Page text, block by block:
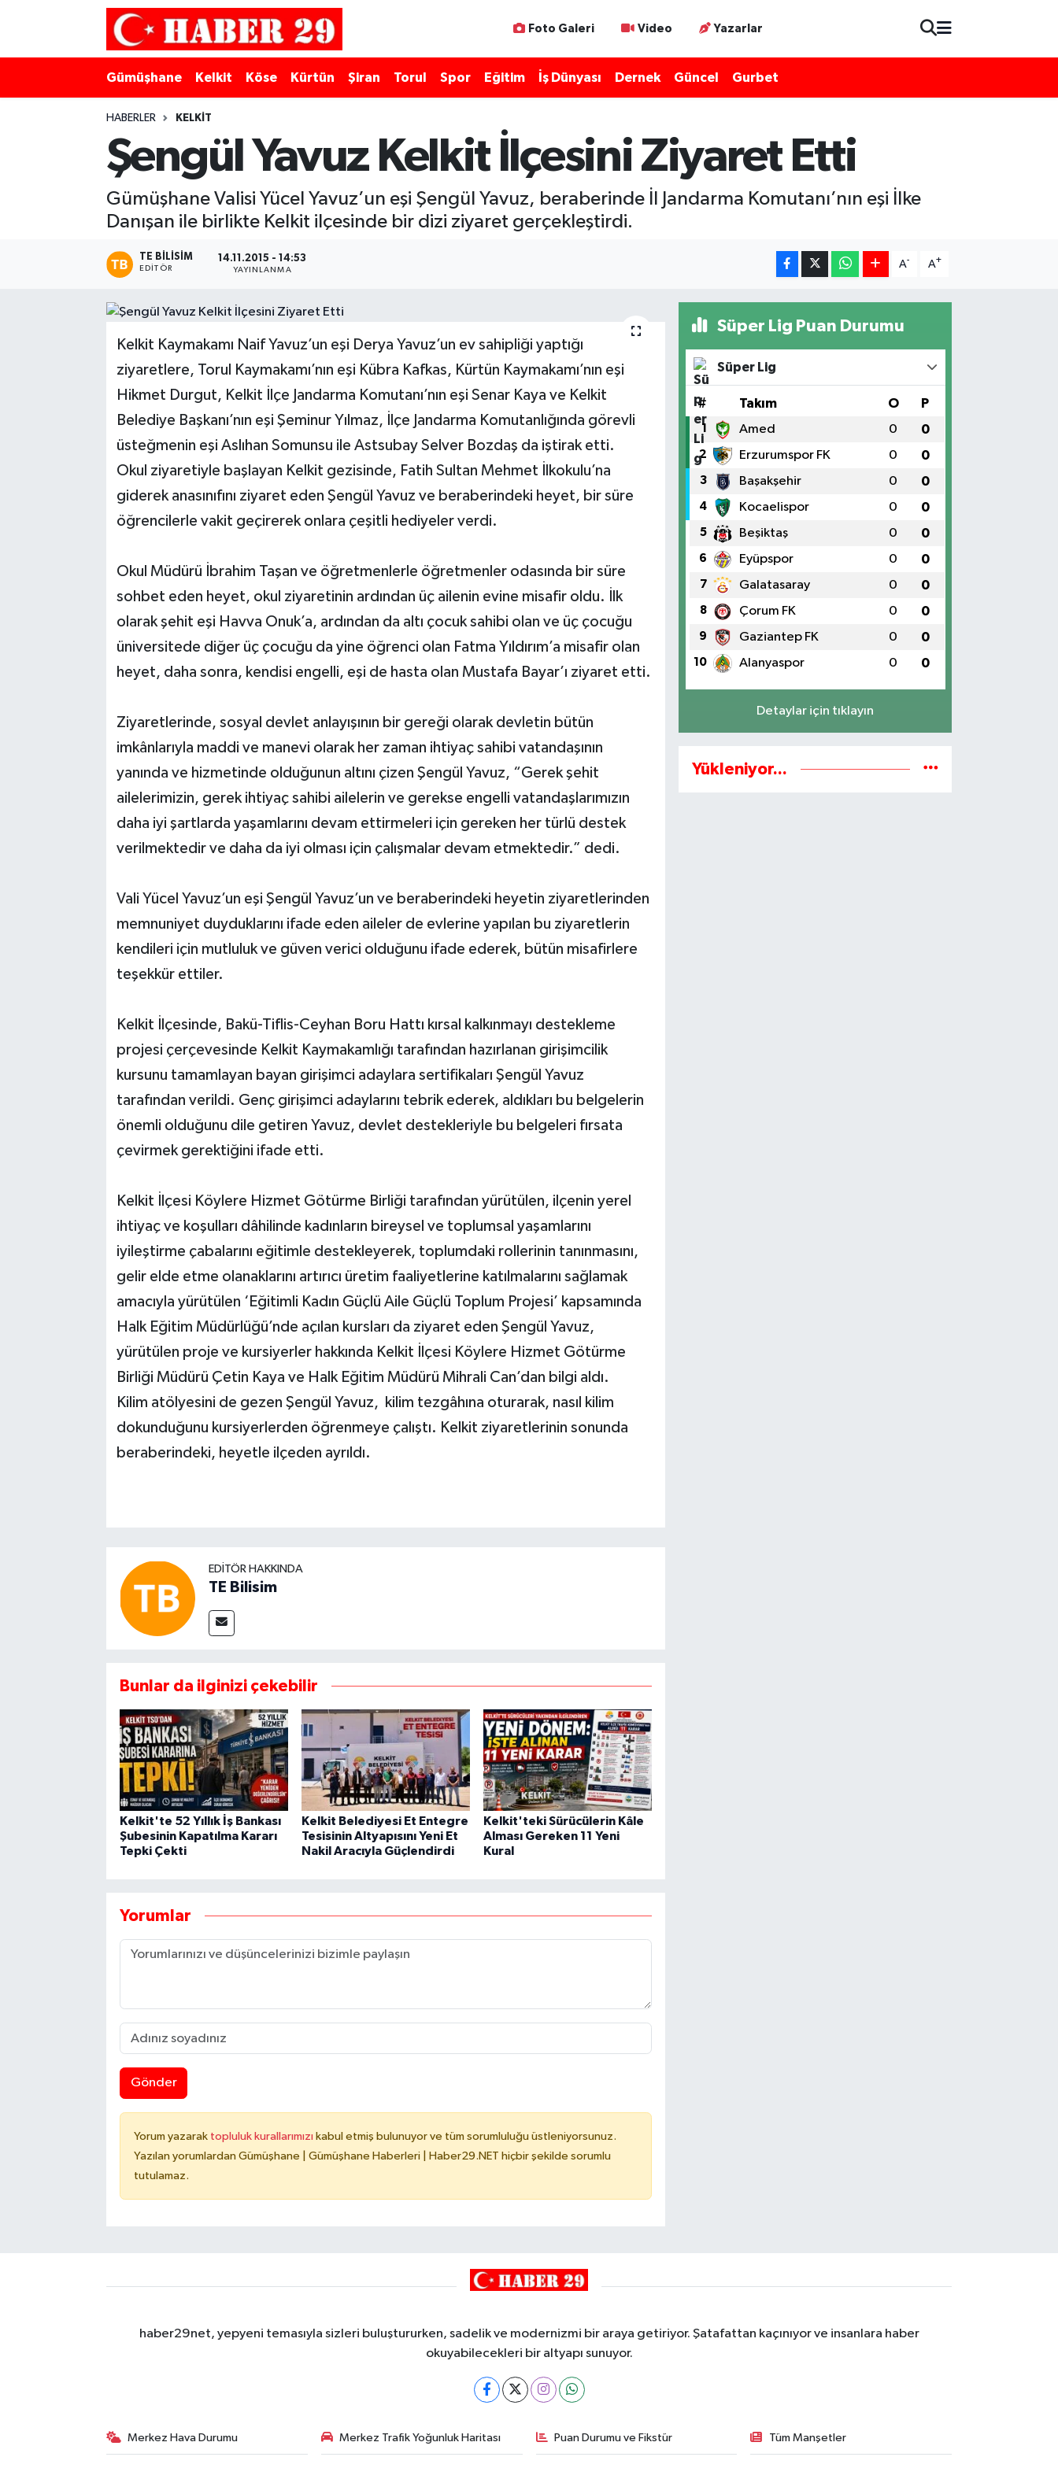
Foto Galeri Video Yazarlar
Gümüşhane Kelkit Köse Kürtün Şiran Torul Spor Eğitim İş Dünyası Dernek Güncel Gurbet
HABERLER KELKIT
Şengül Yavuz Kelkit İlçesini Ziyaret Etti
Gümüşhane Valisi Yücel Yavuz’un eşi Şengül Yavuz, beraberinde İl Jandarma Komutanı’nın eşi İlke
Danışan ile birlikte Kelkit ilçesinde bir dizi ziyaret gerçekleştirdi.
TE BILISIM
EDITÖR
14.11.2015 - 14:53
YAYINLANMA
A- A+
Kelkit Kaymakamı Naif Yavuz’un eşi Derya Yavuz’un ev sahipliği yaptığı
ziyaretlere, Torul Kaymakamı’nın eşi Kübra Kafkas, Kürtün Kaymakamı’nın eşi
Hikmet Durgut, Kelkit İlçe Jandarma Komutanı’nın eşi Senar Kaya ve Kelkit
Belediye Başkanı’nın eşi Şeminur Yılmaz, İlçe Jandarma Komutanlığında görevli
üsteğmenin eşi Aslıhan Somunsu ile Astsubay Selver Bozdaş da iştirak etti.
Okul ziyaretiyle başlayan Kelkit gezisinde, Fatih Sultan Mehmet İlkokulu’na
giderek anasınıfını ziyaret eden Şengül Yavuz ve beraberindeki heyet, bir süre
öğrencilerle vakit geçirerek onlara çeşitli hediyeler verdi.
Okul Müdürü İbrahim Taşan ve öğretmenlerle öğretmenler odasında bir süre
sohbet eden heyet, okul ziyaretinin ardından üç ailenin evine misafir oldu. İlk
olarak şehit eşi Havva Onuk’a, ardından da altı çocuk sahibi olan ve üç çocuğu
üniversitede diğer üç çocuğu da yine öğrenci olan Fatma Yıldırım’a misafir olan
heyet, daha sonra, kendisi engelli, eşi de hasta olan Mustafa Bayar’ı ziyaret etti.
Ziyaretlerinde, sosyal devlet anlayışının bir gereği olarak devletin bütün
imkânlarıyla maddi ve manevi olarak her zaman ihtiyaç sahibi vatandaşının
yanında ve hizmetinde olduğunun altını çizen Şengül Yavuz, “Gerek şehit
ailelerimizin, gerek ihtiyaç sahibi ailelerin ve gerekse engelli vatandaşlarımızın
daha iyi şartlarda yaşamlarını devam ettirmeleri için gereken her türlü destek
verilmektedir ve daha da iyi olması için çalışmalar devam etmektedir.” dedi.
Vali Yücel Yavuz’un eşi Şengül Yavuz’un ve beraberindeki heyetin ziyaretlerinden
memnuniyet duyduklarını ifade eden aileler de evlerine yapılan bu ziyaretlerin
kendileri için mutluluk ve güven verici olduğunu ifade ederek, bütün misafirlere
teşekkür ettiler.
Kelkit İlçesinde, Bakü-Tiflis-Ceyhan Boru Hattı kırsal kalkınmayı destekleme
projesi çerçevesinde Kelkit Kaymakamlığı tarafından hazırlanan girişimcilik
kursunu tamamlayan bayan girişimci adaylara sertifikaları Şengül Yavuz
tarafından verildi. Genç girişimci adaylarını tebrik ederek, aldıkları bu belgelerin
önemli olduğunu dile getiren Yavuz, devlet destekleriyle bu belgeleri fırsata
çevirmek gerektiğini ifade etti.
Kelkit İlçesi Köylere Hizmet Götürme Birliği tarafından yürütülen, ilçenin yerel
ihtiyaç ve koşulları dâhilinde kadınların bireysel ve toplumsal yaşamlarını
iyileştirme çabalarını eğitimle destekleyerek, toplumdaki rollerinin tanınmasını,
gelir elde etme olanaklarını artırıcı üretim faaliyetlerine katılmalarını sağlamak
amacıyla yürütülen ‘Eğitimli Kadın Güçlü Aile Güçlü Toplum Projesi’ kapsamında
Halk Eğitim Müdürlüğü’nde açılan kursları da ziyaret eden Şengül Yavuz,
yürütülen proje ve kursiyerler hakkında Kelkit İlçesi Köylere Hizmet Götürme
Birliği Müdürü Çetin Kaya ve Halk Eğitim Müdürü Mihrali Can’dan bilgi aldı.
Kilim atölyesini de gezen Şengül Yavuz, kilim tezgâhına oturarak, nasıl kilim
dokunduğunu kursiyerlerden öğrenmeye çalıştı. Kelkit ziyaretlerinin sonunda
beraberindeki, heyetle ilçeden ayrıldı.
EDITÖR HAKKINDA
TE Bilisim
Bunlar da ilginizi çekebilir
Kelkit'te 52 Yıllık İş Bankası
Şubesinin Kapatılma Kararı
Tepki Çekti
Kelkit Belediyesi Et Entegre
Tesisinin Altyapısını Yeni Et
Nakil Aracıyla Güçlendirdi
Kelkit'teki Sürücülerin Kâle
Alması Gereken 11 Yeni
Kural
Yorumlar
Gönder
Yorum yazarak topluluk kurallarımızı kabul etmiş bulunuyor ve tüm sorumluluğu üstleniyorsunuz.
Yazılan yorumlardan Gümüşhane | Gümüşhane Haberleri | Haber29.NET hiçbir şekilde sorumlu
tutulamaz.
Süper Lig Puan Durumu
Süper Lig
# Takım O P
1 Amed 0 0
2 Erzurumspor FK 0 0
3 Başakşehir 0 0
4 Kocaelispor 0 0
5 Beşiktaş 0 0
6 Eyüpspor 0 0
7 Galatasaray 0 0
8 Çorum FK 0 0
9 Gaziantep FK 0 0
10 Alanyaspor 0 0
Detaylar için tıklayın
Yükleniyor...
haber29net, yepyeni temasıyla sizleri buluştururken, sadelik ve modernizmi bir araya getiriyor. Şatafattan kaçınıyor ve insanlara haber
okuyabilecekleri bir altyapı sunuyor.
Merkez Hava Durumu Merkez Trafik Yoğunluk Haritası Puan Durumu ve Fikstür Tüm Manşetler
Merkez Hava Durumu
Merkez Trafik Yoğunluk Haritası
Süper Lig Puan Durumu ve Fikstür
Tüm Manşetler
Son Dakika Haberleri
Haber Arşivi